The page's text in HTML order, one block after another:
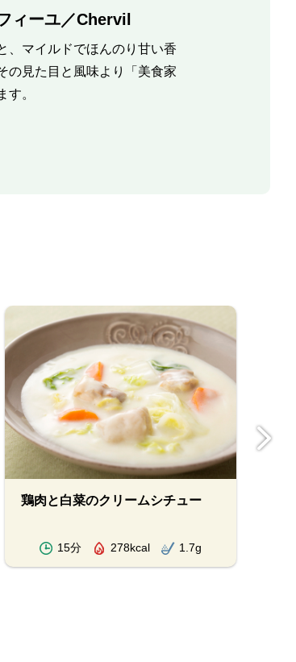
ィーユ／Chervil
、マイルドでほんのり甘い香
の見た目と風味より「美食家
す。
鶏肉と白菜のクリームシチュー
15分 278kcal 1.7g